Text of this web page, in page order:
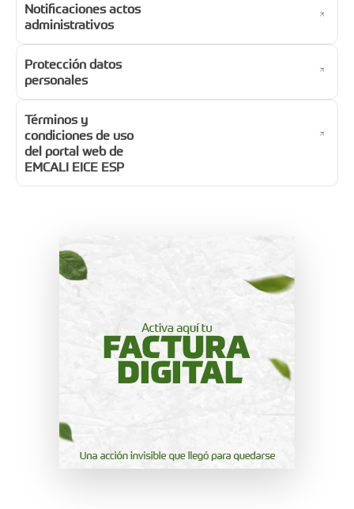
Notificaciones actos
administrativos
Protección datos
personales
Términos y
condiciones de uso
del portal web de
EMCALI EICE ESP